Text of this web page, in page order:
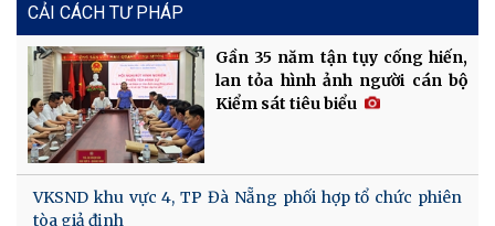
CẢI CÁCH TƯ PHÁP
Gần 35 năm tận tụy cống hiến,
lan tỏa hình ảnh người cán bộ
Kiểm sát tiêu biểu
VKSND khu vực 4, TP Đà Nẵng phối hợp tổ chức phiên
tòa giả định